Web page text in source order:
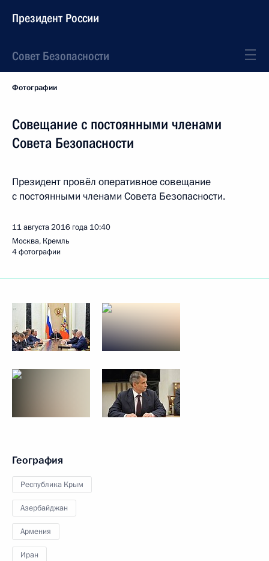
Президент России
Совет Безопасности
Фотографии
Совещание с постоянными членами
Совета Безопасности
Президент провёл оперативное совещание
с постоянными членами Совета Безопасности.
11 августа 2016 года 10:40
Москва, Кремль
4 фотографии
География
Республика Крым
Азербайджан
Армения
Иран